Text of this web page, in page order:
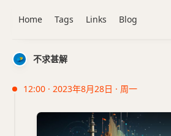
不求甚解
12:00 · 2023年8月28日 · 周一
Home Tags Links Blog